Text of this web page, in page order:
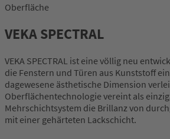
Oberfläche
VEKA SPECTRAL
VEKA SPECTRAL ist eine völlig neu
die Fenstern und Türen aus Kunststoff
dagewesene ästhetische Dimension
Oberflächentechnologie vereint als
Mehrschichtsystem die Brillanz von
mit einer gehärteten Lackschicht.